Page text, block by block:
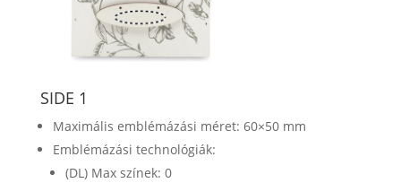
SIDE 1
Maximális emblémázási méret: 60×50 mm
Emblémázási technológiák:
(DL) Max színek: 0